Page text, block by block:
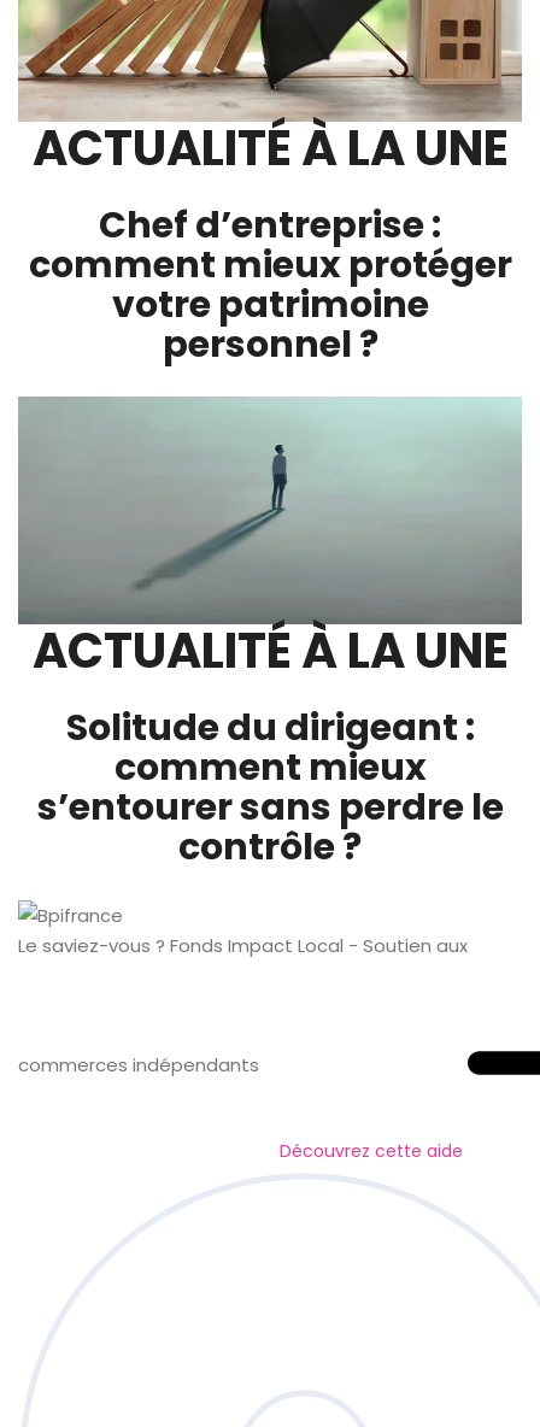
ACTUALITÉ À LA UNE
Chef d’entreprise :
comment mieux protéger
votre patrimoine
personnel ?
ACTUALITÉ À LA UNE
Solitude du dirigeant :
comment mieux
s’entourer sans perdre le
contrôle ?
Le saviez-vous ? Fonds Impact Local - Soutien aux
commerces indépendants
Découvrez cette aide